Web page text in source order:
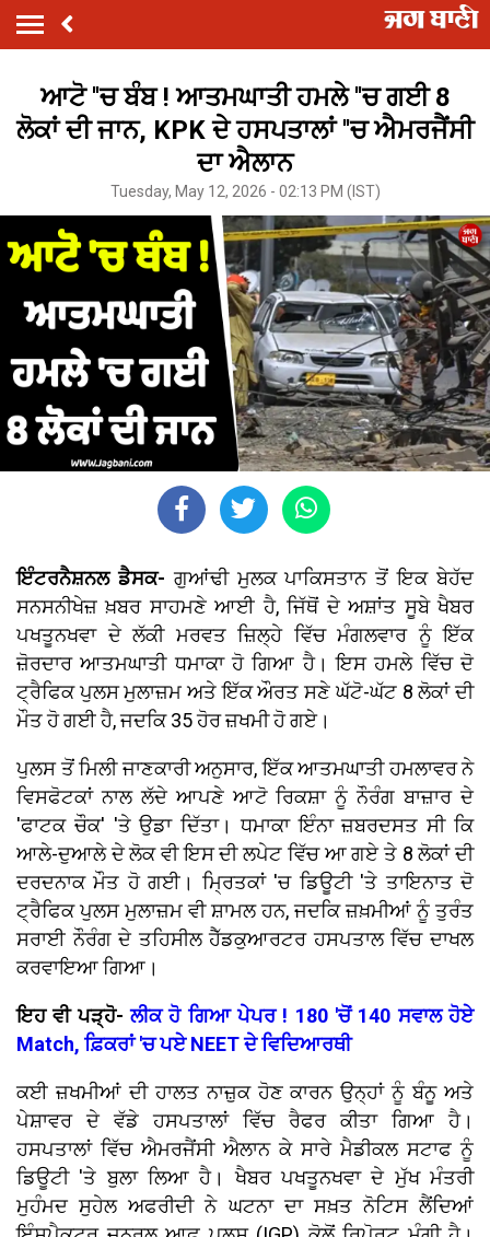
ਆਟੋ ''ਚ ਬੰਬ ! ਆਤਮਘਾਤੀ ਹਮਲੇ ''ਚ ਗਈ 8
ਲੋਕਾਂ ਦੀ ਜਾਨ, KPK ਦੇ ਹਸਪਤਾਲਾਂ ''ਚ ਐਮਰਜੈਂਸੀ
ਦਾ ਐਲਾਨ
Tuesday, May 12, 2026 - 02:13 PM (IST)
ਇੰਟਰਨੈਸ਼ਨਲ ਡੈਸਕ- ਗੁਆਂਢੀ ਮੁਲਕ ਪਾਕਿਸਤਾਨ ਤੋਂ ਇਕ ਬੇਹੱਦ
ਸਨਸਨੀਖੇਜ਼ ਖ਼ਬਰ ਸਾਹਮਣੇ ਆਈ ਹੈ, ਜਿੱਥੋਂ ਦੇ ਅਸ਼ਾਂਤ ਸੂਬੇ ਖੈਬਰ
ਪਖਤੂਨਖਵਾ ਦੇ ਲੱਕੀ ਮਰਵਤ ਜ਼ਿਲ੍ਹੇ ਵਿੱਚ ਮੰਗਲਵਾਰ ਨੂੰ ਇੱਕ
ਜ਼ੋਰਦਾਰ ਆਤਮਘਾਤੀ ਧਮਾਕਾ ਹੋ ਗਿਆ ਹੈ। ਇਸ ਹਮਲੇ ਵਿੱਚ ਦੋ
ਟ੍ਰੈਫਿਕ ਪੁਲਸ ਮੁਲਾਜ਼ਮ ਅਤੇ ਇੱਕ ਔਰਤ ਸਣੇ ਘੱਟੋ-ਘੱਟ 8 ਲੋਕਾਂ ਦੀ
ਮੌਤ ਹੋ ਗਈ ਹੈ, ਜਦਕਿ 35 ਹੋਰ ਜ਼ਖਮੀ ਹੋ ਗਏ।
ਪੁਲਸ ਤੋਂ ਮਿਲੀ ਜਾਣਕਾਰੀ ਅਨੁਸਾਰ, ਇੱਕ ਆਤਮਘਾਤੀ ਹਮਲਾਵਰ ਨੇ
ਵਿਸਫੋਟਕਾਂ ਨਾਲ ਲੱਦੇ ਆਪਣੇ ਆਟੋ ਰਿਕਸ਼ਾ ਨੂੰ ਨੌਰੰਗ ਬਾਜ਼ਾਰ ਦੇ
'ਫਾਟਕ ਚੌਕ' 'ਤੇ ਉਡਾ ਦਿੱਤਾ। ਧਮਾਕਾ ਇੰਨਾ ਜ਼ਬਰਦਸਤ ਸੀ ਕਿ
ਆਲੇ-ਦੁਆਲੇ ਦੇ ਲੋਕ ਵੀ ਇਸ ਦੀ ਲਪੇਟ ਵਿੱਚ ਆ ਗਏ ਤੇ 8 ਲੋਕਾਂ ਦੀ
ਦਰਦਨਾਕ ਮੌਤ ਹੋ ਗਈ। ਮ੍ਰਿਤਕਾਂ 'ਚ ਡਿਊਟੀ 'ਤੇ ਤਾਇਨਾਤ ਦੋ
ਟ੍ਰੈਫਿਕ ਪੁਲਸ ਮੁਲਾਜ਼ਮ ਵੀ ਸ਼ਾਮਲ ਹਨ, ਜਦਕਿ ਜ਼ਖ਼ਮੀਆਂ ਨੂੰ ਤੁਰੰਤ
ਸਰਾਈ ਨੌਰੰਗ ਦੇ ਤਹਿਸੀਲ ਹੈੱਡਕੁਆਰਟਰ ਹਸਪਤਾਲ ਵਿੱਚ ਦਾਖਲ
ਕਰਵਾਇਆ ਗਿਆ।
ਇਹ ਵੀ ਪੜ੍ਹੋ-ਲੀਕ ਹੋ ਗਿਆ ਪੇਪਰ ! 180 'ਚੋਂ 140 ਸਵਾਲ ਹੋਏ
Match, ਫ਼ਿਕਰਾਂ 'ਚ ਪਏ NEET ਦੇ ਵਿਦਿਆਰਥੀ
ਕਈ ਜ਼ਖਮੀਆਂ ਦੀ ਹਾਲਤ ਨਾਜ਼ੁਕ ਹੋਣ ਕਾਰਨ ਉਨ੍ਹਾਂ ਨੂੰ ਬੰਨੂ ਅਤੇ
ਪੇਸ਼ਾਵਰ ਦੇ ਵੱਡੇ ਹਸਪਤਾਲਾਂ ਵਿੱਚ ਰੈਫਰ ਕੀਤਾ ਗਿਆ ਹੈ।
ਹਸਪਤਾਲਾਂ ਵਿੱਚ ਐਮਰਜੈਂਸੀ ਐਲਾਨ ਕੇ ਸਾਰੇ ਮੈਡੀਕਲ ਸਟਾਫ ਨੂੰ
ਡਿਊਟੀ 'ਤੇ ਬੁਲਾ ਲਿਆ ਹੈ। ਖੈਬਰ ਪਖਤੂਨਖਵਾ ਦੇ ਮੁੱਖ ਮੰਤਰੀ
ਮੁਹੰਮਦ ਸੁਹੇਲ ਅਫਰੀਦੀ ਨੇ ਘਟਨਾ ਦਾ ਸਖ਼ਤ ਨੋਟਿਸ ਲੈਂਦਿਆਂ